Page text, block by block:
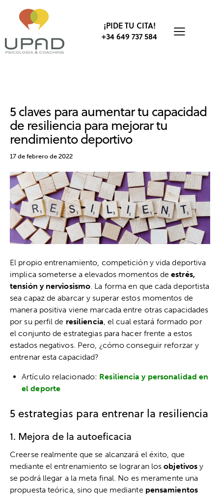
¡PIDE TU CITA!
+34 649 737 584
5 claves para aumentar tu capacidad
de resiliencia para mejorar tu
rendimiento deportivo
17 de febrero de 2022
El propio entrenamiento, competición y vida deportiva
implica someterse a elevados momentos deestrés,
tensión y nerviosismo. La forma en que cada deportista
sea capaz de abarcar y superar estos momentos de
manera positiva viene marcada entre otras capacidades
por su perfil de resiliencia, el cual estará formado por
el conjunto de estrategias para hacer frente a estos
estados negativos. Pero, ¿cómo conseguir reforzar y
entrenar esta capacidad?
Artículo relacionado: Resiliencia y personalidad en
el deporte
5 estrategias para entrenar la resiliencia
1. Mejora de la autoeficacia
Creerse realmente que se alcanzará el éxito, que
mediante el entrenamiento se lograran losobjetivos y
se podrá llegar a la meta final. No es meramente una
propuesta teórica, sino que mediante pensamientos